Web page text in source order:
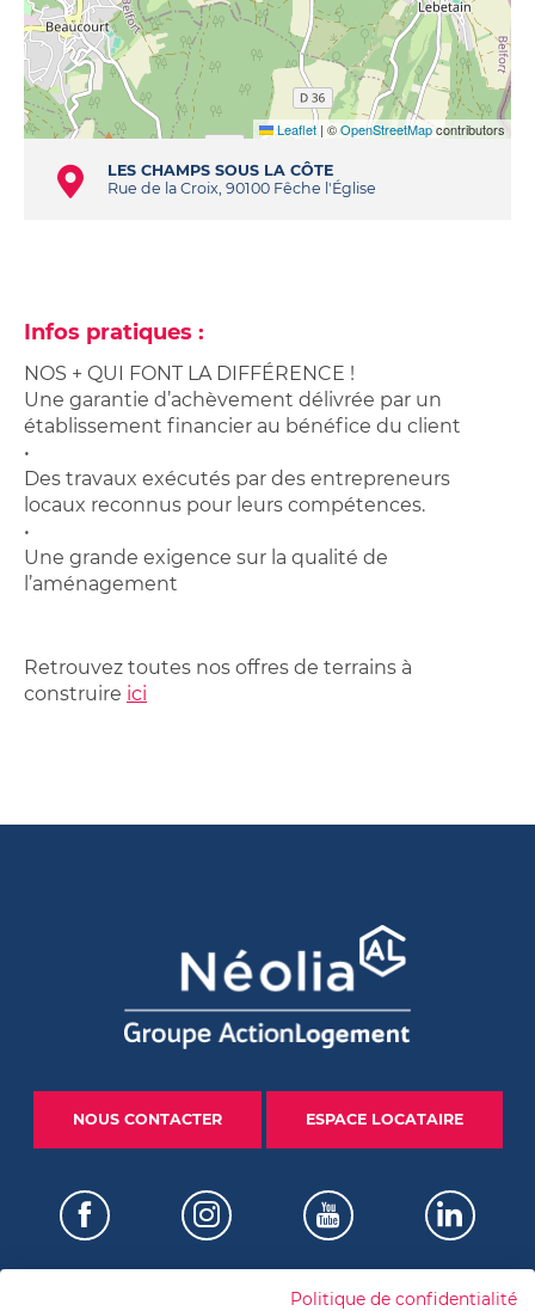
Leaflet | ©OpenStreetMapcontributors
LES CHAMPS SOUS LA CÔTE
Rue de la Croix, 90100 Fêche l'Église
Infos pratiques :
NOS + QUI FONT LA DIFFÉRENCE !
Une garantie d’achèvement délivrée par un
établissement financier au bénéfice du client
•
Des travaux exécutés par des entrepreneurs
locaux reconnus pour leurs compétences.
•
Une grande exigence sur la qualité de
l’aménagement
Retrouvez toutes nos offres de terrains à
construire ici
NOUS CONTACTER ESPACE LOCATAIRE
Politique de confidentialité